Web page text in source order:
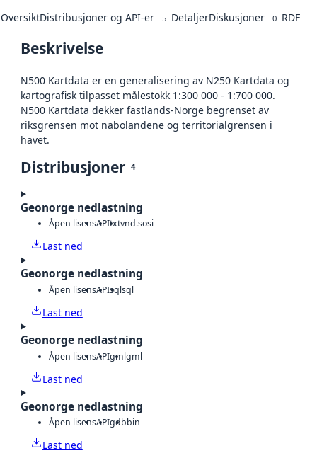
OversiktDistribusjoner og API-er 5 DetaljerDiskusjoner 0 RDF
Beskrivelse
N500 Kartdata er en generalisering av N250 Kartdata og
kartografisk tilpasset målestokk 1:300 000 - 1:700 000.
N500 Kartdata dekker fastlands-Norge begrenset av
riksgrensen mot nabolandene og territorialgrensen i
havet.
Distribusjoner 4
Geonorge nedlastning
Åpen lisensAPItxtvnd.sosi
Last ned
Geonorge nedlastning
Åpen lisensAPIsqlsql
Last ned
Geonorge nedlastning
Åpen lisensAPIgmlgml
Last ned
Geonorge nedlastning
Åpen lisensAPIgdbbin
Last ned